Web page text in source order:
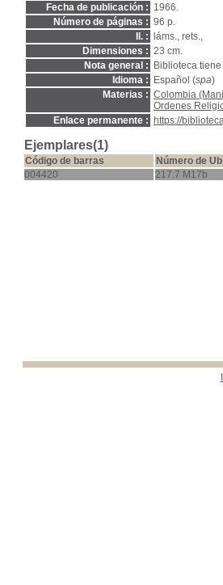
Fecha de publicación : 1966.
Número de páginas : 96 p.
Il. :
láms., rets.,
Dimensiones : 23 cm.
Nota general :
Biblioteca
Idioma :
Español (spa)
Materias : Colombia
Ordenes
Enlace permanente :
https://
Ejemplares(1)
Código de barras
Número de
004420
217.7 M17b